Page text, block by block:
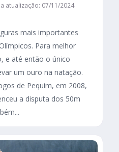
atualização: 07/11/2024
mais importantes
Para melhor
e até então o único
um ouro na natação.
de Pequim, em 2008,
a disputa dos 50m